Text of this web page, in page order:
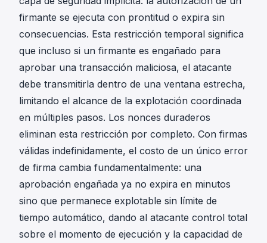
firmante se ejecuta con prontitud o expira sin
consecuencias. Esta restricción temporal significa
que incluso si un firmante es engañado para
aprobar una transacción maliciosa, el atacante
debe transmitirla dentro de una ventana estrecha,
limitando el alcance de la explotación coordinada
en múltiples pasos. Los nonces duraderos
eliminan esta restricción por completo. Con firmas
válidas indefinidamente, el costo de un único error
de firma cambia fundamentalmente: una
aprobación engañada ya no expira en minutos
sino que permanece explotable sin límite de
tiempo automático, dando al atacante control total
sobre el momento de ejecución y la capacidad de